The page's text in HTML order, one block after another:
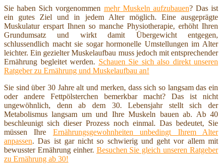
Sie haben Sich vorgenommen mehr Muskeln aufzubauen? Das ist
ein gutes Ziel und in jedem Alter möglich. Eine ausgeprägte
Muskulatur erspart Ihnen so manche Physiotherapie, erhöht Ihren
Grundumsatz und wirkt damit Übergewicht entgegen,
schlussendlich macht sie sogar hormonelle Umstellungen im Alter
leichter. Ein gezielter Muskelaufbau muss jedoch mit entsprechender
Ernährung begleitet werden. Schauen Sie sich also direkt unseren
Ratgeber zu Ernährung und Muskelaufbau an!
Sie sind über 30 Jahre alt und merken, dass sich so langsam das ein
oder andere Fettpölsterchen bemerkbar macht? Das ist nicht
ungewöhnlich, denn ab dem 30. Lebensjahr stellt sich der
Metabolismus langsam um und Ihre Muskeln bauen ab. Ab 40
beschleunigt sich dieser Prozess noch einmal. Das bedeutet, Sie
müssen Ihre Ernährungsgewohnheiten unbedingt Ihrem Alter
anpassen. Das ist gar nicht so schwierig und geht vor allem mit
bewusster Ernährung einher. Besuchen Sie gleich unseren Ratgeber
zu Ernährung ab 30!